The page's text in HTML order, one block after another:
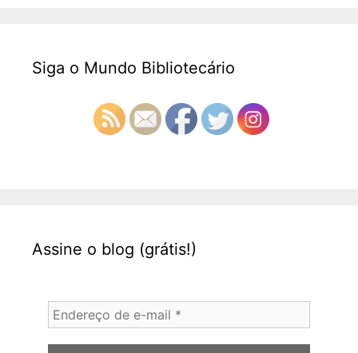
Siga o Mundo Bibliotecário
Assine o blog (grátis!)
Endereço
de
e-